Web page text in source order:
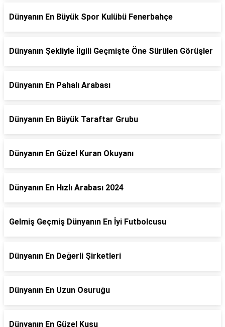
Dünyanın En Büyük Spor Kulübü Fenerbahçe
Dünyanın Şekliyle İlgili Geçmişte Öne Sürülen Görüşler
Dünyanın En Pahalı Arabası
Dünyanın En Büyük Taraftar Grubu
Dünyanın En Güzel Kuran Okuyanı
Dünyanın En Hızlı Arabası 2024
Gelmiş Geçmiş Dünyanın En İyi Futbolcusu
Dünyanın En Değerli Şirketleri
Dünyanın En Uzun Osuruğu
Dünyanın En Güzel Kuşu